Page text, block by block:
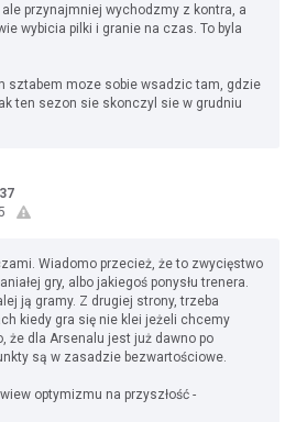
przynajmniej wychodzmy z kontra, a
wybicia pilki i granie na czas. To byla
sztabem moze sobie wsadzic tam, gdzie
ten sezon sie skonczyl sie w grudniu
Wiadomo przecież, że to zwycięstwo
gry, albo jakiegoś ponysłu trenera.
ją gramy. Z drugiej strony, trzeba
kiedy gra się nie klei jeżeli chcemy
że dla Arsenalu jest już dawno po
są w zasadzie bezwartościowe.
optymizmu na przyszłość -